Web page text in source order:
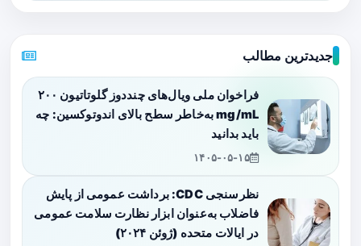
جدیدترین مطالب
فراخوان ملی ویال‌های چنددوز گلوتاتیون ۲۰۰
mg/mL به‌خاطر سطح بالای اندوتوکسین: چه
باید بدانید
۱۴۰۵-۰۵-۱۵
نظرسنجی CDC: برداشت عمومی از پایش
فاضلاب به‌عنوان ابزار نظارت سلامت عمومی
در ایالات متحده (ژوئن ۲۰۲۴)